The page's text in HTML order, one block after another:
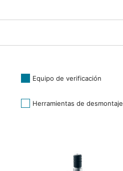
Equipo de verificación
Herramientas de desmontaje